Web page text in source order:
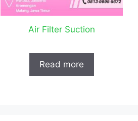
Air Filter Suction
Read more